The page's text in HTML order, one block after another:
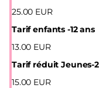
25.00 EUR
Tarif enfants -12 ans
13.00 EUR
Tarif réduit Jeunes-
15.00 EUR